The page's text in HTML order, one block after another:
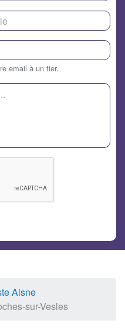
email à un tier.
Aisne
sur-Vesles